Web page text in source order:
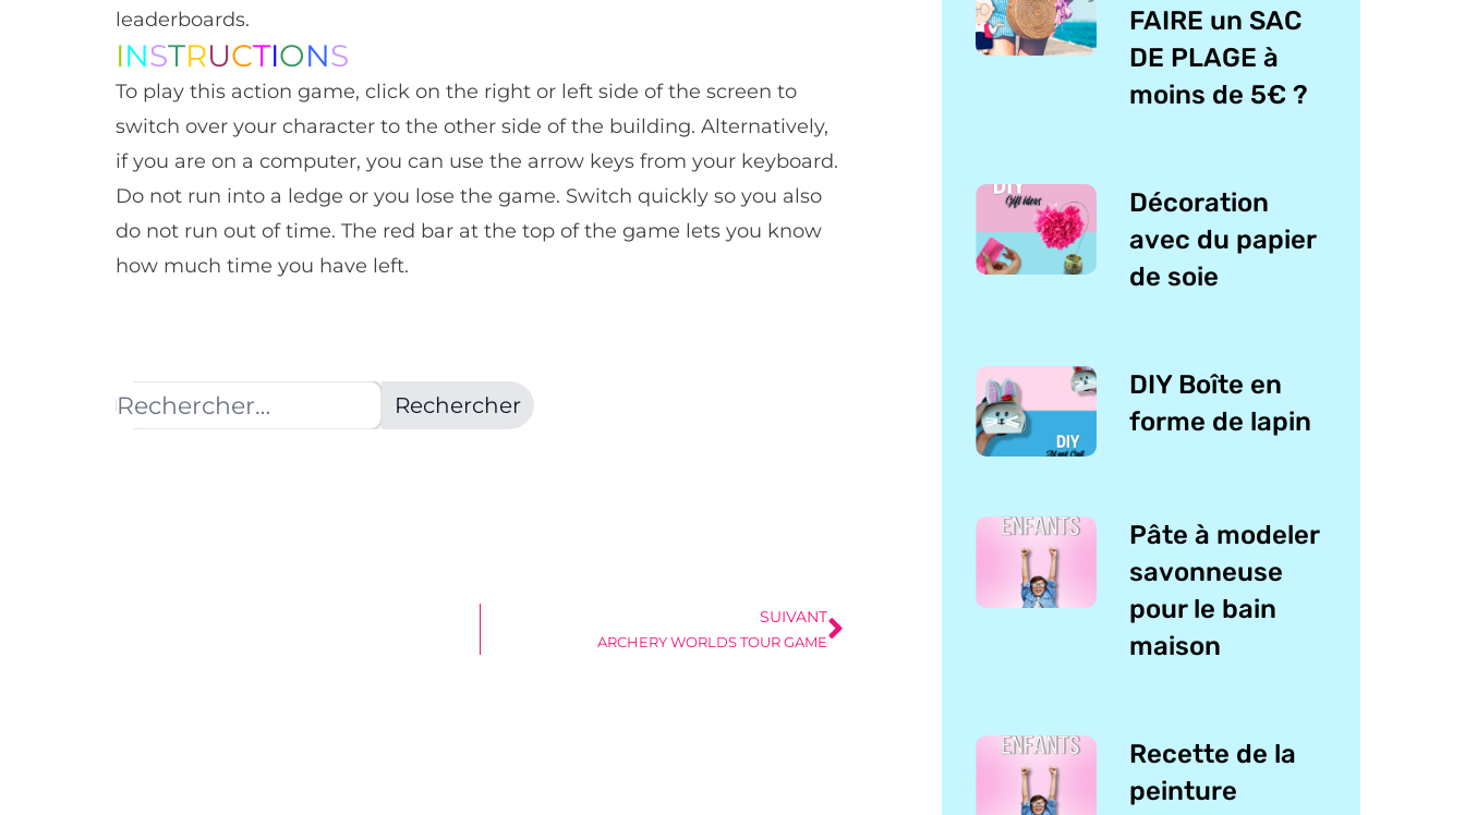
leaderboards.
INSTRUCTIONS
To play this action game, click on the right or left side of the screen to
switch over your character to the other side of the building. Alternatively,
if you are on a computer, you can use the arrow keys from your keyboard.
Do not run into a ledge or you lose the game. Switch quickly so you also
do not run out of time. The red bar at the top of the game lets you know
how much time you have left.
SUIVANT
ARCHERY WORLDS TOUR GAME
FAIRE un SAC
DE PLAGE à
moins de 5€ ?
Décoration
avec du papier
de soie
DIY Boîte en
forme de lapin
Pâte à modeler
savonneuse
pour le bain
maison
Recette de la
peinture